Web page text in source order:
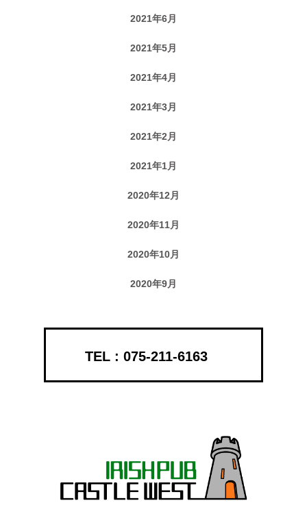
2021年6月
2021年5月
2021年4月
2021年3月
2021年2月
2021年1月
2020年12月
2020年11月
2020年10月
2020年9月
075-211-6163